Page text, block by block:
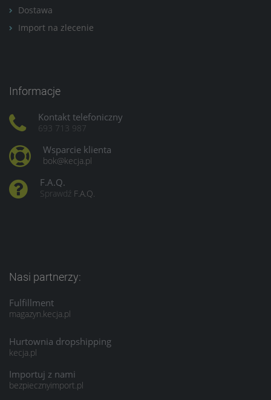
Dostawa
Import na zlecenie
Informacje
Kontakt telefoniczny
693 713 987
Wsparcie klienta
bok@kecja.pl
F.A.Q.
Sprawdź F.A.Q.
Nasi partnerzy:
Fulfillment
magazyn.kecja.pl
Hurtownia dropshipping
kecja.pl
Importuj z nami
bezpiecznyimport.pl